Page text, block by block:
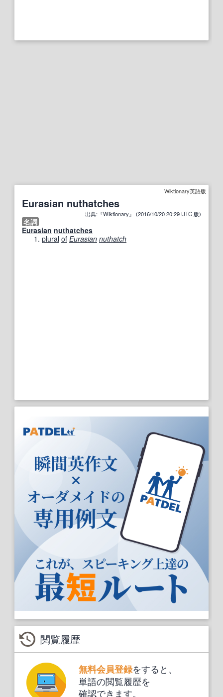
Wiktionary英語版
Eurasian nuthatches
出典:『Wiktionary』 (2016/10/20 20:29 UTC 版)
名詞
Eurasian nuthatches
plural of Eurasian nuthatch
閲覧履歴
無料会員登録をすると、
単語の閲覧履歴を
確認できます。